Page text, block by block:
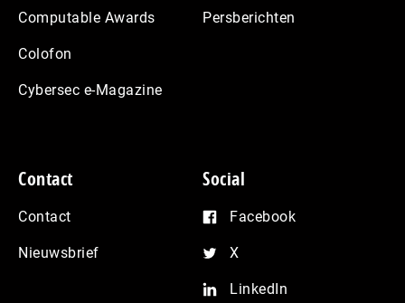
Computable Awards
Colofon
Cybersec e-Magazine
Persberichten
Contact
Contact
Nieuwsbrief
Social
Facebook
X
LinkedIn